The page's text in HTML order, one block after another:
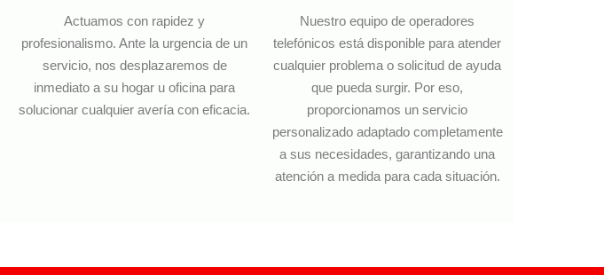
Actuamos con rapidez y
profesionalismo. Ante la urgencia de un
servicio, nos desplazaremos de
inmediato a su hogar u oficina para
solucionar cualquier avería con eficacia.
Nuestro equipo de operadores
telefónicos está disponible para atender
cualquier problema o solicitud de ayuda
que pueda surgir. Por eso,
proporcionamos un servicio
personalizado adaptado completamente
a sus necesidades, garantizando una
atención a medida para cada situación.